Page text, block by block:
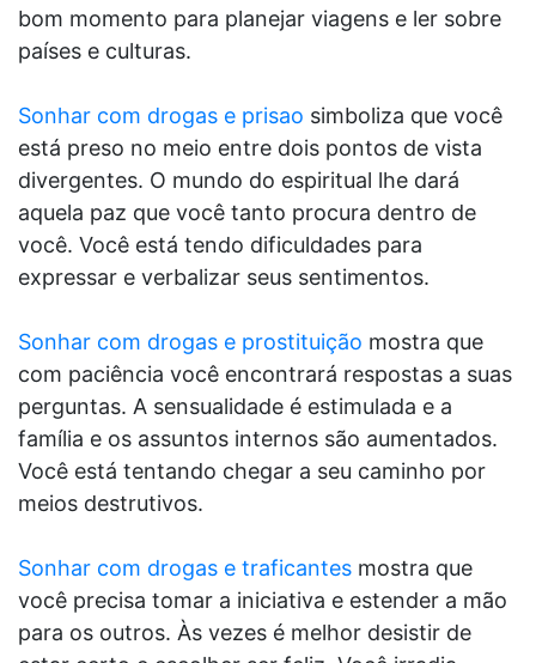
bom momento para planejar viagens e ler sobre
países e culturas.
Sonhar com drogas e prisao simboliza que você
está preso no meio entre dois pontos de vista
divergentes. O mundo do espiritual lhe dará
aquela paz que você tanto procura dentro de
você. Você está tendo dificuldades para
expressar e verbalizar seus sentimentos.
Sonhar com drogas e prostituição mostra que
com paciência você encontrará respostas a suas
perguntas. A sensualidade é estimulada e a
família e os assuntos internos são aumentados.
Você está tentando chegar a seu caminho por
meios destrutivos.
Sonhar com drogas e traficantes mostra que
você precisa tomar a iniciativa e estender a mão
para os outros. Às vezes é melhor desistir de